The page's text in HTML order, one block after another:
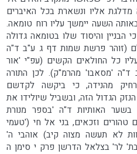
אליו ונשארת בכל האיברים
השעה יימשך עליו רוח טומאה.
הבניין והיסוד שלו בטומאה גדולה
(זוהר פרשת שמות דף ג ע"ב ד"ה
כל החולאים הקשים (עפ"י 'אור
'מסאבו' מהרמ"ק). לכן התורה
מהנידה, כי ביקשה לקדשם
הגדול הזה, ובשביל שיולידו את
האותיות ד"ה 'בספר מנורת
טהורים וזכאים, בני אל חי ('טעמי
לא תעשה מצוה קיב) אוהבי ה'
לר' בצלאל הדרשן פרק י סימן ה